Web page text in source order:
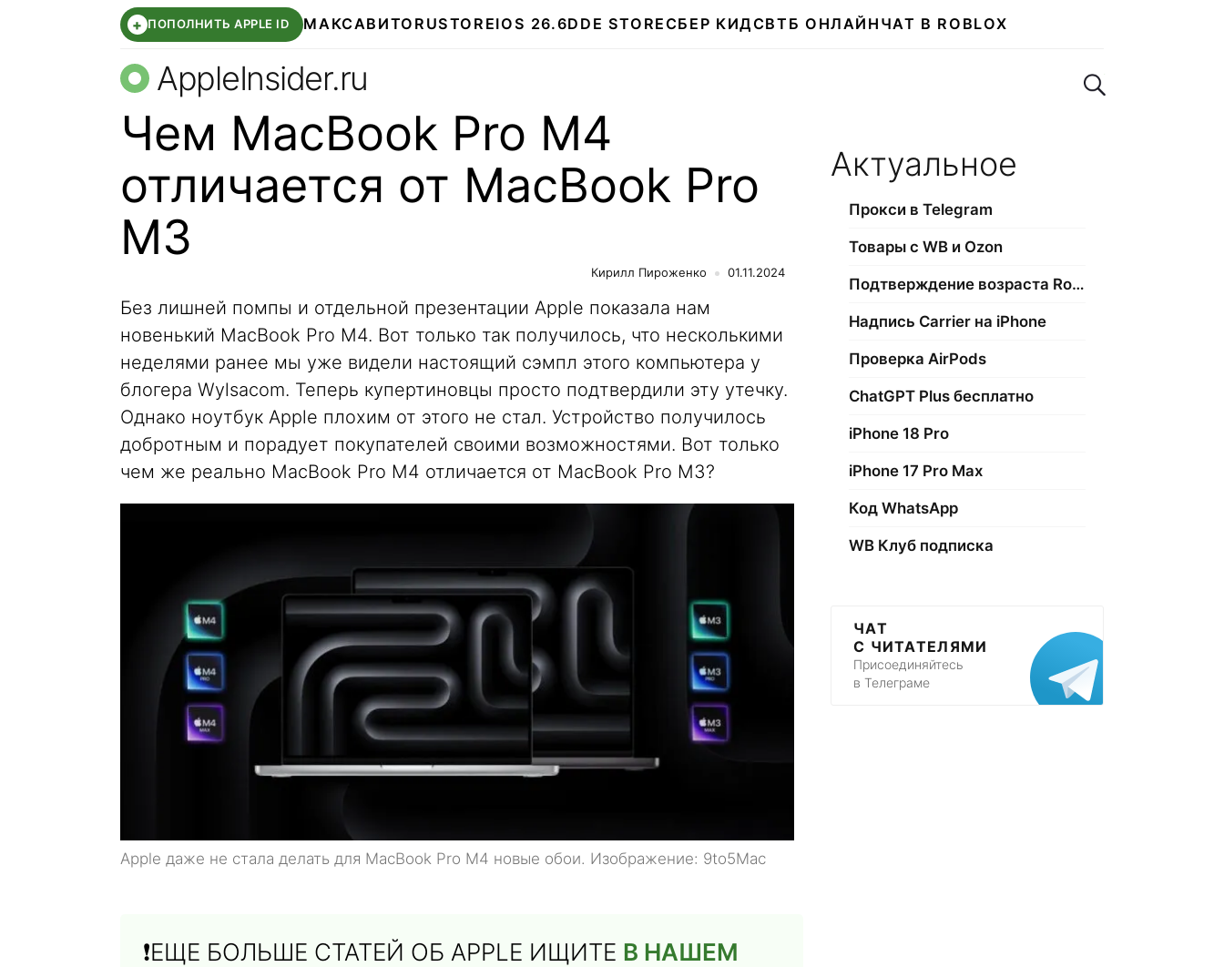
+ ПОПОЛНИТЬ APPLE ID МАКСАВИТО RUSTOREIOS 26.6DDE STORE СБЕР КИДСВТБ ОНЛАЙН ЧАТ В ROBLOX
AppleInsider.ru Поиск по сайту
Чем MacBook Pro M4
отличается от MacBook Pro
M3
Кирилл Пироженко 01.11.2024
Без лишней помпы и отдельной презентации Apple показала нам
новенький MacBook Pro M4. Вот только так получилось, что несколькими
неделями ранее мы уже видели настоящий сэмпл этого компьютера у
блогера Wylsacom. Теперь купертиновцы просто подтвердили эту утечку.
Однако ноутбук Apple плохим от этого не стал. Устройство получилось
добротным и порадует покупателей своими возможностями. Вот только
чем же реально MacBook Pro M4 отличается от MacBook Pro M3?
Apple даже не стала делать для MacBook Pro M4 новые обои. Изображение: 9to5Mac
❗️ЕЩЕ БОЛЬШЕ СТАТЕЙ ОБ APPLE ИЩИТЕ В НАШЕМ
Актуальное
Прокси в Telegram
Товары с WB и Ozon
Подтверждение возраста Roblox
Надпись Carrier на iPhone
Проверка AirPods
ChatGPT Plus бесплатно
iPhone 18 Pro
iPhone 17 Pro Max
Код WhatsApp
WB Клуб подписка
ЧАТ
С ЧИТАТЕЛЯМИ
Присоединяйтесь
в Телеграме